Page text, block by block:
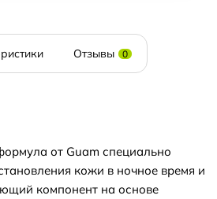
Отзывы 0
от Guam специально
кожи в ночное время и
компонент на основе